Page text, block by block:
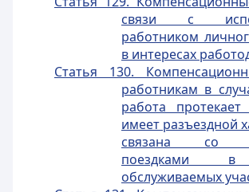
связи с
работником
в интересах
Статья 130.
работникам в
работа
имеет разъездной
связана со
поездками в
обслуживаемых